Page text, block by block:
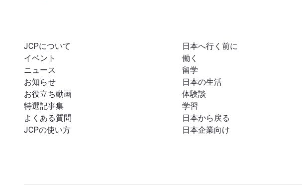
JCPについて
イベント
ニュース
お知らせ
お役立ち動画
特選記事集
よくある質問
JCPの使い方
日本へ行く前に
働く
留学
日本の生活
体験談
学習
日本から戻る
日本企業向け